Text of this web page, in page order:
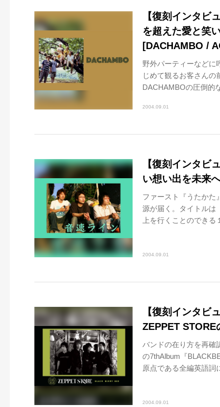
【復刻インタビ
を超えた愛と笑
[DACHAMBO /
野外パーティーなどに
じめて観るお客さん
DACHAMBOの圧倒的
2004.09.01
【復刻インタビ
い想い出を未
ファースト『うたかた
源が届く。タイトルは
上を行くことのでき
2004.09.01
【復刻インタビ
ZEPPET STORE
バンドの在り方を再確
の7thAlbum『
原点である全編英語詞
2004.09.01